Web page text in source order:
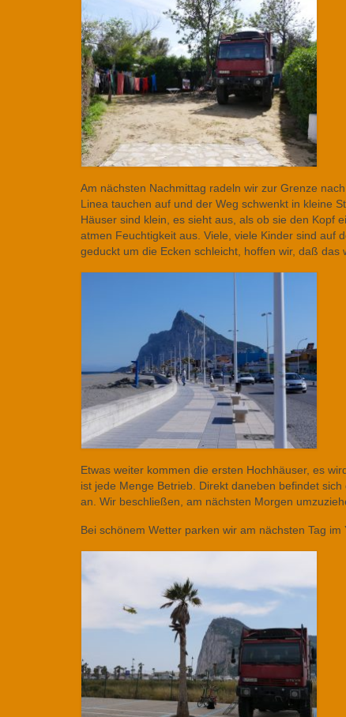
Am nächsten Nachmittag radeln wir zur Grenze
Linea tauchen auf und der Weg schwenkt in kleine
Häuser sind klein, es sieht aus, als ob sie den Kopf
atmen Feuchtigkeit aus. Viele, viele Kinder sind auf
geduckt um die Ecken schleicht, hoffen wir, daß das
Etwas weiter kommen die ersten Hochhäuser, es
ist jede Menge Betrieb. Direkt daneben befindet
an. Wir beschließen, am nächsten Morgen
Bei schönem Wetter parken wir am nächsten Tag im